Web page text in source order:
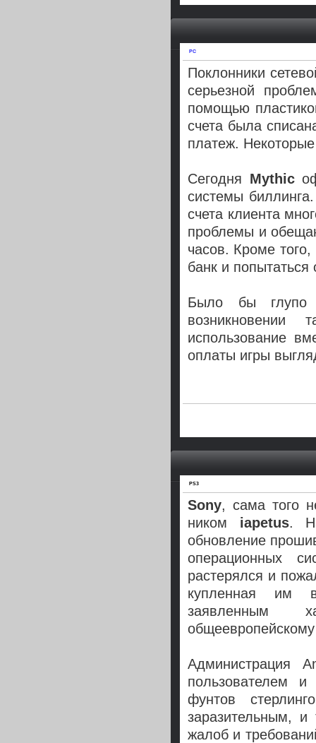
PC
Поклонники
серьезной
помощью
счета была
платеж.
Сегодня Mythic
системы
счета клиента
проблемы и
часов. Кроме
банк и
Было бы глупо
использование
оплаты игры
PS3
Sony, сама того
ником iapetus.
обновление
операционных
растерялся и
купленная им в
заявленным
общеевропейскому
Администрация
пользователем
фунтов
заразительным, и
жалоб и